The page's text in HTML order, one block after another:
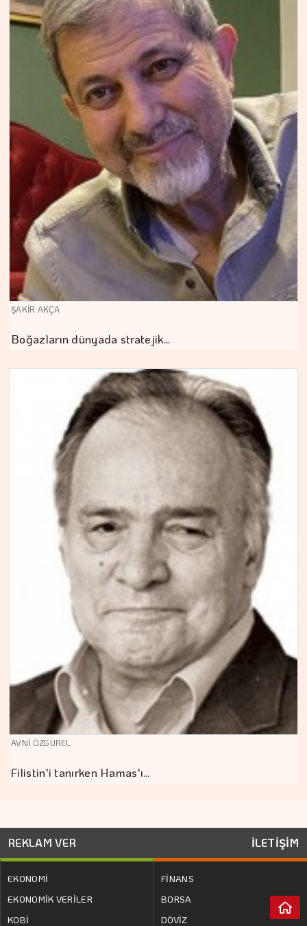
ŞAKİR AKÇA
Boğazların dünyada stratejik…
AVNİ ÖZGÜREL
Filistin'i tanırken Hamas'ı…
REKLAM VER İLETİŞİM
EKONOMİ
EKONOMİK VERİLER
KOBİ
FİNANS
BORSA
DÖVİZ